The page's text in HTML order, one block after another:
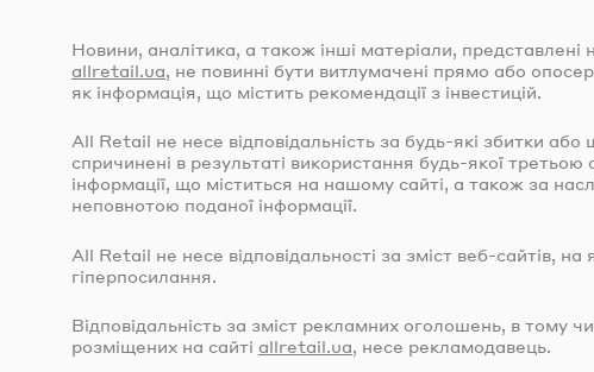
Новини, аналітика, а також інші матеріали, представлені
allretail.ua, не повинні бути витлумачені прямо або
як інформація, що містить рекомендації з інвестицій.
All Retail не несе відповідальність за будь-які збитки або
спричинені в результаті використання будь-якої третьою
інформації, що міститься на нашому сайті, а також за
неповнотою поданої інформації.
All Retail не несе відповідальності за зміст веб-сайтів , на
гіперпосилання.
Відповідальність за зміст рекламних оголошень, в тому
розміщених на сайті allretail.ua, несе рекламодавець.